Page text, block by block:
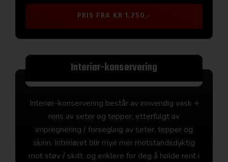
PRIS FRA KR 1.750,-
Interiør-konservering
Interiør-konservering består av innvendig vask +
rens av seter og tepper, etterfulgt av
impregnering / forsegling av seter, tepper og
skinn. Interiøret blir mye mer motstandsdyktig
mot støv / skitt, og enklere for deg å holde rent i